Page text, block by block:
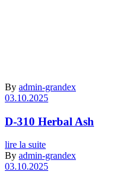
By admin-grandex
03.10.2025
D-310 Herbal Ash
lire la suite
By admin-grandex
03.10.2025